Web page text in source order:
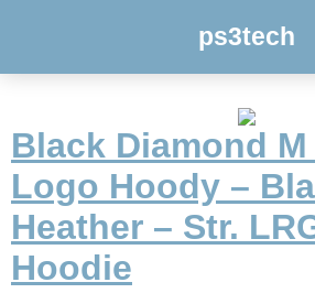
ps3tech
Black Diamond
Logo Hoody –
Heather – Str.
Hoodie